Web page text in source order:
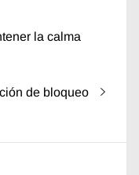
la calma
de bloqueo